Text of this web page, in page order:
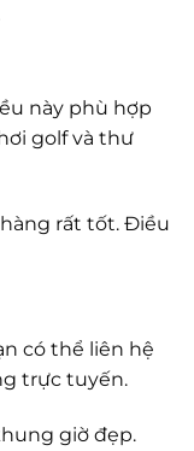
này phù hợp
golf và thư
rất tốt. Điều
có thể liên hệ
trực tuyến.
giờ đẹp.